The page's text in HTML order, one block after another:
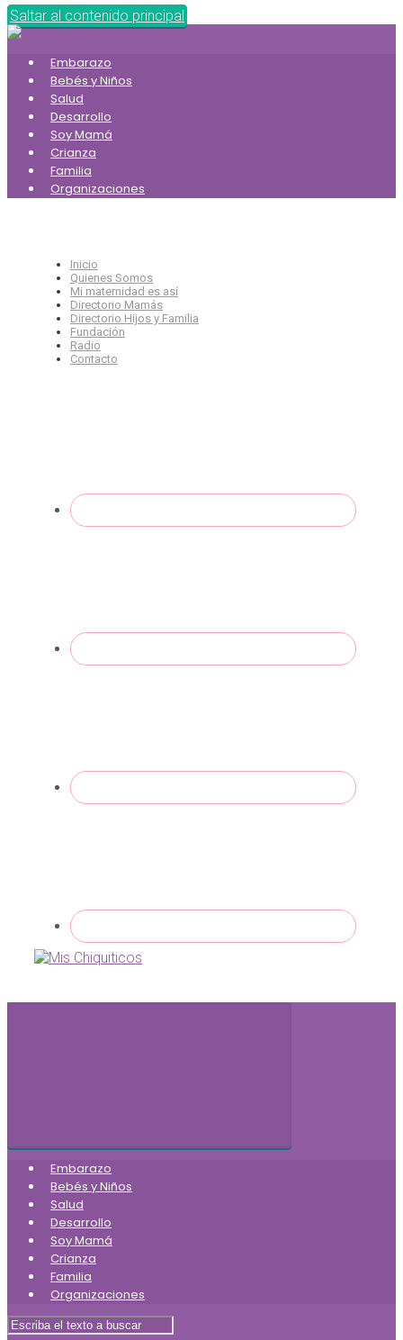
Saltar al contenido principal
Embarazo
Bebés y Niños
Salud
Desarrollo
Soy Mamá
Crianza
Familia
Organizaciones
Inicio
Quienes Somos
Mi maternidad es así
Directorio Mamás
Directorio Hijos y Familia
Fundación
Radio
Contacto
Embarazo
Bebés y Niños
Salud
Desarrollo
Soy Mamá
Crianza
Familia
Organizaciones